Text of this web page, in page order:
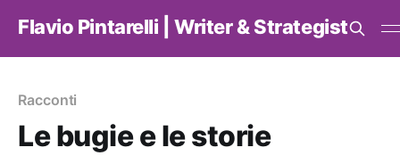
Flavio Pintarelli | Writer & Strategist
Racconti
Le bugie e le storie